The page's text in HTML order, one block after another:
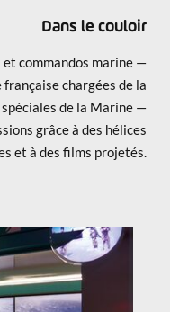
Dans le couloir
et commandos marine —
chargées de la
de la Marine —
grâce à des hélices
et à des films projetés.